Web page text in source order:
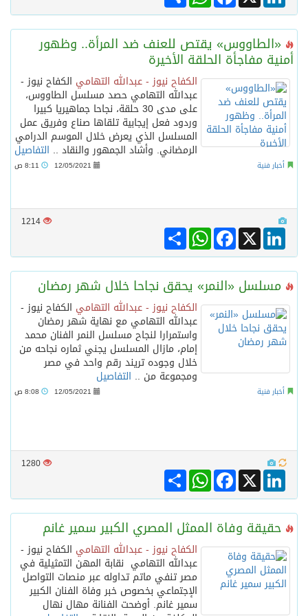
«الطاووس» يقتص للعنف ضد المرأة.. وظهور
أمنية مفاجأة الحلقة الأخيرة
الكفاح نيوز - عبدالله التهامي الكفاح نيوز -
عبدالله التهامي حصد مسلسل الطاووس،
على مدى 30 حلقة، نجاحا جماهيريا كبيرا
وردود فعل إيجابية تلقاها صناع وفريق عمل
المسلسل الذي يعرض خلال الموسم الدرامي
الرمضاني. وأشاد الجمهور والنقاد .. التفاصيل
أخبار فنية 12/05/2021
1214
Share
WhatsAppFacebook X
LinkedIn
مسلسل «النمر» يحقق نجاحا خلال شهر رمضان
الكفاح نيوز - عبدالله التهامي الكفاح نيوز -
عبدالله التهامي مع نهاية شهر رمضان
واستمرارا لنجاح مسلسل النمر الفنان محمد
إمام، مازال المسلسل يجني ثماره نجاحه من
خلال وجوده تريند رقم واحد في مصر
ومجموعة من .. التفاصيل
أخبار فنية 12/05/2021
1280
Share
WhatsAppFacebook X
LinkedIn
حقيقة وفاة الممثل المصري الكبير سمير غانم
الكفاح نيوز - عبدالله التهامي الكفاح نيوز -
عبدالله التهامي نقابة المهن التمثيلية في
مصر تنفي ماتم تداوله عبر منصات التواصل
الإجتماعي بخصوص خبر وفاة الفنان الكبير
سمير غانم. أوضحت الفنانة مهال نهال